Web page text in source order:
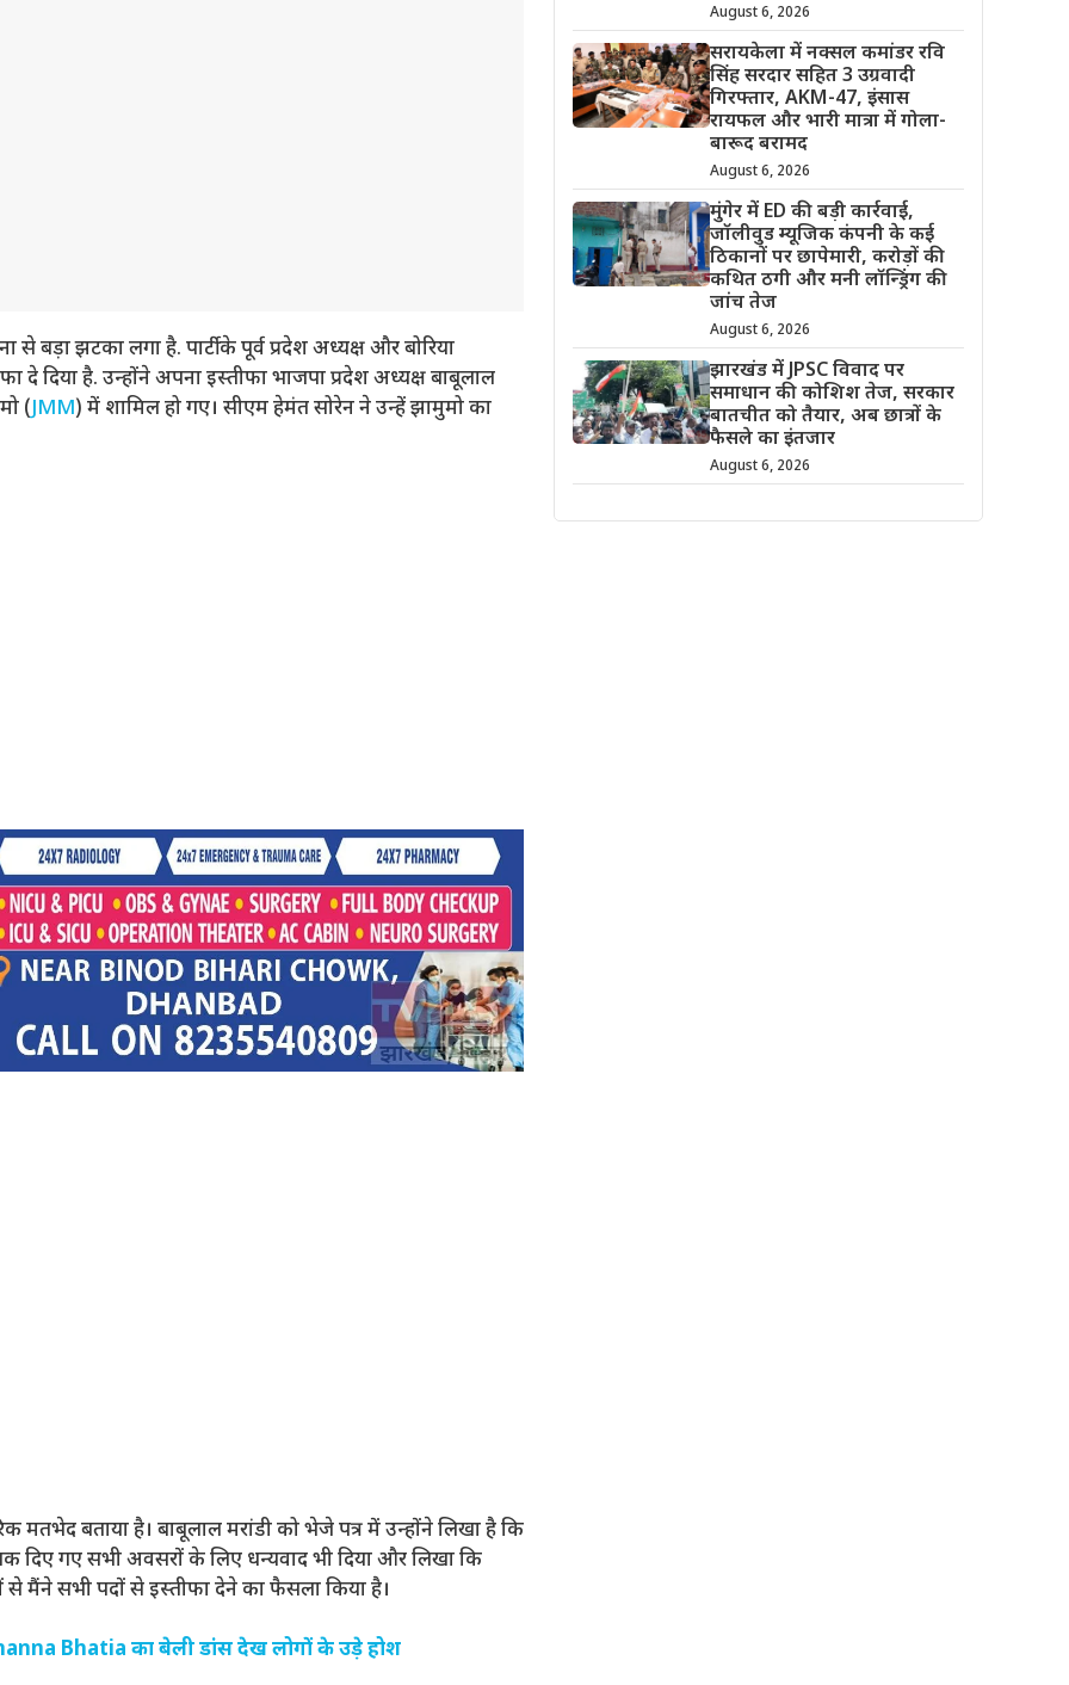
बड़ा झटका लगा है. पार्टी के पूर्व प्रदेश अध्यक्ष और बोरिया
दे दिया है. उन्होंने अपना इस्तीफा भाजपा प्रदेश अध्यक्ष बाबूलाल
(JMM) में शामिल हो गए। सीएम हेमंत सोरेन ने उन्हें झामुमो का
मतभेद बताया है। बाबूलाल मरांडी को भेजे पत्र में उन्होंने लिखा है कि
तक दिए गए सभी अवसरों के लिए धन्यवाद भी दिया और लिखा कि
से मैंने सभी पदों से इस्तीफा देने का फैसला किया है।
Bhatia का बेली डांस देख लोगों के उड़े होश
August 6, 2026
सरायकेला में नक्सल कमांडर रवि
सिंह सरदार सहित 3 उग्रवादी
गिरफ्तार, AKM-47, इंसास
रायफल और भारी मात्रा में गोला-
बारूद बरामद
August 6, 2026
मुंगेर में ED की बड़ी कार्रवाई,
जॉलीवुड म्यूजिक कंपनी के कई
ठिकानों पर छापेमारी, करोड़ों की
कथित ठगी और मनी लॉन्ड्रिंग की
जांच तेज
August 6, 2026
झारखंड में JPSC विवाद पर
समाधान की कोशिश तेज, सरकार
बातचीत को तैयार, अब छात्रों के
फैसले का इंतजार
August 6, 2026